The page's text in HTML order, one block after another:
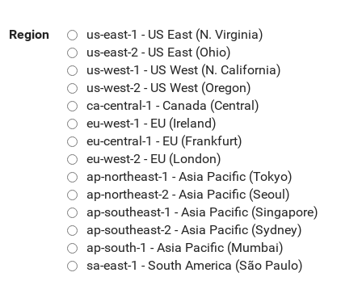
Region
us-east-1 - US East (N. Virginia)
us-east-2 - US East (Ohio)
us-west-1 - US West (N. California)
us-west-2 - US West (Oregon)
ca-central-1 - Canada (Central)
eu-west-1 - EU (Ireland)
eu-central-1 - EU (Frankfurt)
eu-west-2 - EU (London)
ap-northeast-1 - Asia Pacific (Tokyo)
ap-northeast-2 - Asia Pacific (Seoul)
ap-southeast-1 - Asia Pacific (Singapore)
ap-southeast-2 - Asia Pacific (Sydney)
ap-south-1 - Asia Pacific (Mumbai)
sa-east-1 - South America (São Paulo)